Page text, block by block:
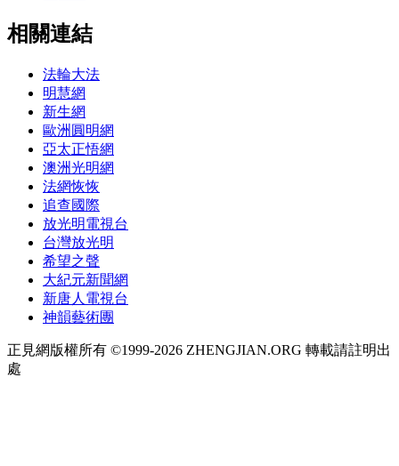
相關連結
法輪大法
明慧網
新生網
歐洲圓明網
亞太正悟網
澳洲光明網
法網恢恢
追查國際
放光明電視台
台灣放光明
希望之聲
大紀元新聞網
新唐人電視台
神韻藝術團
正見網版權所有 ©1999-2026 ZHENGJIAN.ORG 轉載請註明出
處